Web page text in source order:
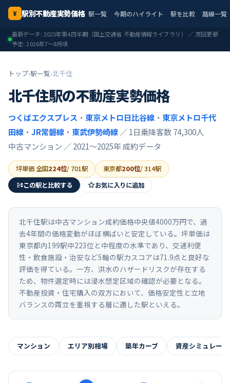
¥ 駅別不動産実勢価格 駅一覧 今期のハイライト 駅を比較 路線一覧
最新データ: 2025年第4四半期（国土交通省 不動産情報ライブラリ） ／ 次回更新
予定:2026年7〜8月頃
トップ›駅一覧›北千住
北千住駅の不動産実勢価格
つくばエクスプレス ・ 東京メトロ日比谷線 ・ 東京メトロ千代
田線 ・ JR常磐線 ・ 東武伊勢崎線 ／ 1日乗降客数 74,300人
中古マンション ／2021〜2025年成約データ
坪単価 全国224位/ 701駅 東京都200位/314駅
この駅と比較する
お気に入りに追加
北千住駅は中古マンション成約価格中央値4000万円で、過
去4年間の価格変動がほぼ横ばいと安定している。坪単価は
東京都内199駅中223位と中程度の水準であり、交通利便
性・飲食施設・治安など5軸の駅力スコアは71.9点と良好な
評価を得ている。一方、洪水のハザードリスクが存在する
ため、物件選定時には浸水想定区域の確認が必要となる。
不動産投資・住宅購入の双方において、価格安定性と立地
バランスの両立を重視する層に適した駅といえる。
マンション エリア別相場 築年カーブ 資産シミュレー